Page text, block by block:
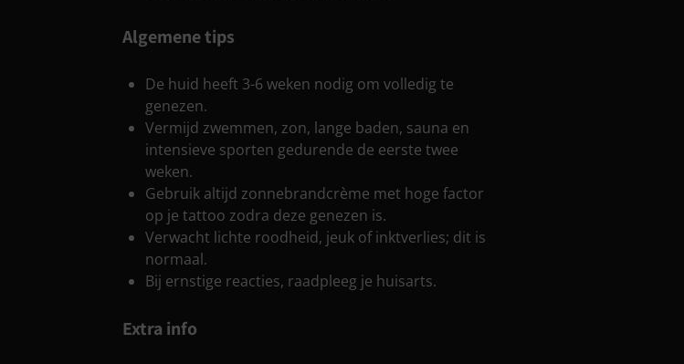
Algemene tips
De huid heeft 3-6 weken nodig om volledig te
genezen.
Vermijd zwemmen, zon, lange baden, sauna en
intensieve sporten gedurende de eerste twee
weken.
Gebruik altijd zonnebrandcrème met hoge factor
op je tattoo zodra deze genezen is.
Verwacht lichte roodheid, jeuk of inktverlies; dit is
normaal.
Bij ernstige reacties, raadpleeg je huisarts.
Extra info